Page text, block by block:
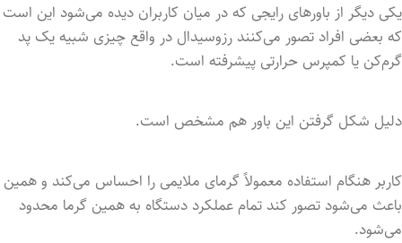
یکی دیگر از باورهای رایجی که در میان کاربران دیده می‌شود این است
که بعضی افراد تصور می‌کنند رزوسیدال در واقع چیزی شبیه یک پد
گرم‌کن یا کمپرس حرارتی پیشرفته است.
دلیل شکل گرفتن این باور هم مشخص است.
کاربر هنگام استفاده معمولاً گرمای ملایمی را احساس می‌کند و همین
باعث می‌شود تصور کند تمام عملکرد دستگاه به همین گرما محدود
می‌شود.